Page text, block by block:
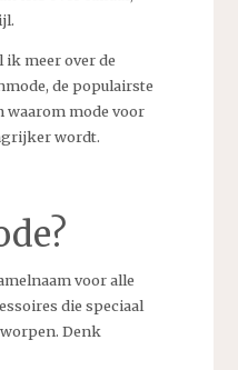
ik meer over de
de populairste
mode voor
wordt.
voor alle
die speciaal
Denk